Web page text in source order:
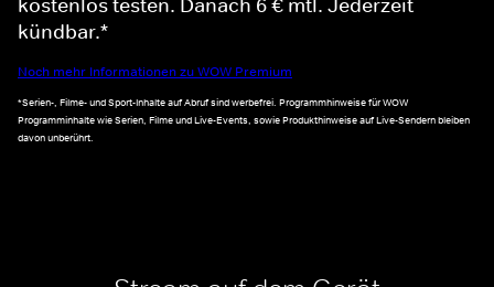
kostenlos testen. Danach 6 € mtl. Jederzeit
kündbar.*
Noch mehr Informationen zu WOW Premium
*Serien-, Filme- und Sport-Inhalte auf Abruf sind werbefrei. Programmhinweise für WOW
Programminhalte wie Serien, Filme und Live-Events, sowie Produkthinweise auf Live-Sendern bleiben
davon unberührt.